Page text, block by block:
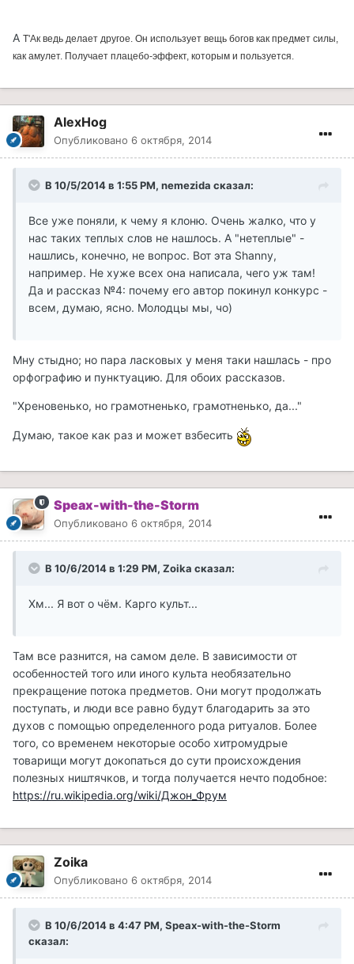
А Т'Ак ведь делает другое. Он использует вещь богов как предмет силы,
как амулет. Получает плацебо-эффект, которым и пользуется.
AlexHog
Опубликовано 6 октября, 2014
В 10/5/2014 в 1:55 PM, nemezida сказал:
Все уже поняли, к чему я клоню. Очень жалко, что у
нас таких теплых слов не нашлось. А "нетеплые" -
нашлись, конечно, не вопрос. Вот эта Shanny,
например. Не хуже всех она написала, чего уж там!
Да и рассказ №4: почему его автор покинул конкурс -
всем, думаю, ясно. Молодцы мы, чо)
Мну стыдно; но пара ласковых у меня таки нашлась - про
орфографию и пунктуацию. Для обоих рассказов.
"Хреновенько, но грамотненько, грамотненько, да..."
Думаю, такое как раз и может взбесить
Speax-with-the-Storm
Опубликовано 6 октября, 2014
В 10/6/2014 в 1:29 PM, Zoika сказал:
Хм... Я вот о чём. Карго культ...
Там все разнится, на самом деле. В зависимости от
особенностей того или иного культа необязательно
прекращение потока предметов. Они могут продолжать
поступать, и люди все равно будут благодарить за это
духов с помощью определенного рода ритуалов. Более
того, со временем некоторые особо хитромудрые
товарищи могут докопаться до сути происхождения
полезных ништячков, и тогда получается нечто подобное:
https://ru.wikipedia.org/wiki/Джон_Фрум
Zoika
Опубликовано 6 октября, 2014
В 10/6/2014 в 4:47 PM, Speax-with-the-Storm
сказал: